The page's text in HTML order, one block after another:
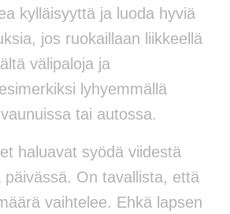
kylläisyyttä ja luoda hyviä
jos ruokaillaan liikkeellä
välipaloja ja
lyhyemmällä
tai autossa.
haluavat syödä viidestä
päivässä. On tavallista, että
vaihtelee. Ehkä lapsen